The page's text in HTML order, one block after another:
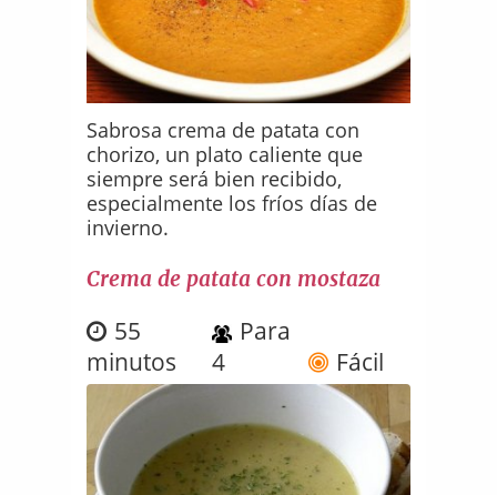
Sabrosa crema de patata con
chorizo, un plato caliente que
siempre será bien recibido,
especialmente los fríos días de
invierno.
Crema de patata con mostaza
55
minutos
Para
4
Fácil